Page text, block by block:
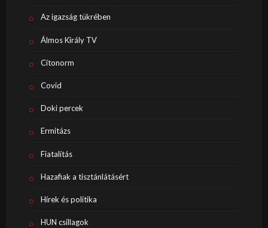
Az igazság tükrében
Álmos Király TV
Citonorm
Covid
Doki percek
Ermitázs
Fiatalítás
Hazafiak a tisztánlátásért
Hírek és politika
HUN csillagok